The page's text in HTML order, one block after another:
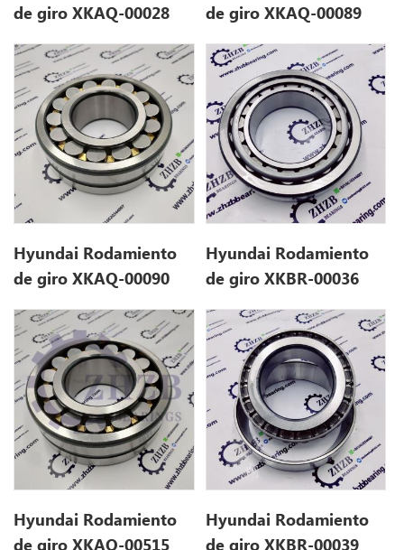
de giro XKAQ-00028
R290LC7
de giro XKAQ-00089
7
Hyundai Rodamiento
de giro XKAQ-00090
Hyundai Rodamiento
de giro XKBR-00036
Hyundai Rodamiento
de giro XKAQ-00515
Hyundai Rodamiento
de giro XKBR-00039